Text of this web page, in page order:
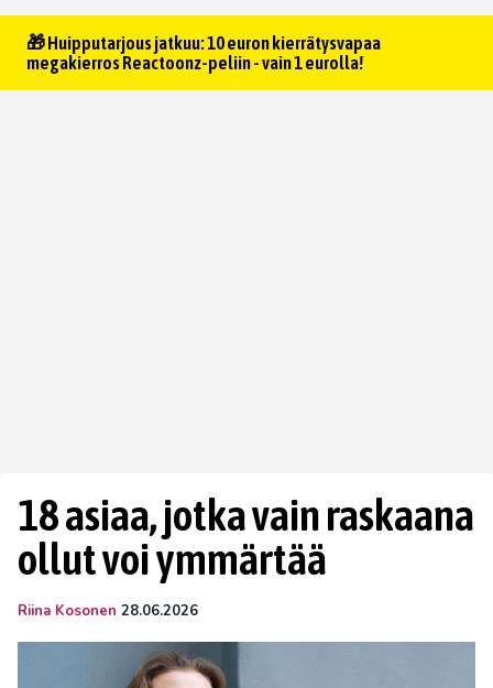
🎁 Huipputarjous jatkuu: 10 euron kierrätysvapaa
megakierros Reactoonz-peliin - vain 1 eurolla!
18 asiaa, jotka vain raskaana
ollut voi ymmärtää
Riina Kosonen 28.06.2026